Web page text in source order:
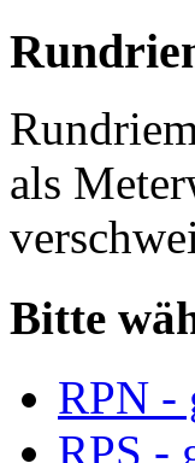
als
Bitte
RPN -
RPS -